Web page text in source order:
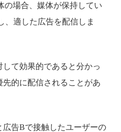
の場合、媒体が保持してい
、適した広告を配信しま
て効果的であると分かっ
的に配信されることがあ
告Bで接触したユーザーの